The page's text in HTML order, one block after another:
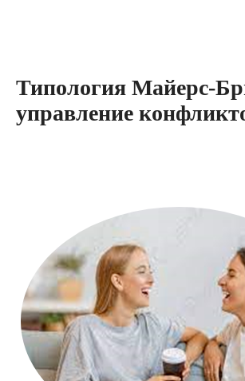
Типология Майерс-
управление